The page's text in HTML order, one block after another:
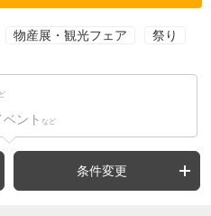
物産展・観光フェア 祭り
ント など
条件変更